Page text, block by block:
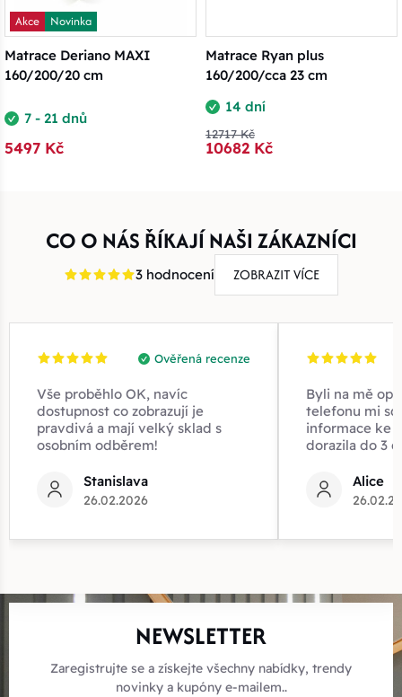
Akce
Novinka
Matrace Deriano MAXI
160/200/20 cm
7 - 21 dnů
5497 Kč
Matrace Ryan plus
160/200/cca 23 cm
14 dní
12717 Kč
10682 Kč
CO O NÁS ŘÍKAJÍ NAŠI ZÁKAZNÍCI
3 hodnocení ZOBRAZIT VÍCE
Ověřená recenze
Vše proběhlo OK, navíc
dostupnost co zobrazují je
pravdivá a mají velký sklad s
osobním odběrem!
Stanislava
26.02.2026
Byli na mě
telefonu mi
informace ke
dorazila do 3
Alice
NEWSLETTER
Zaregistrujte se a získejte všechny nabídky, trendy
novinky a kupóny e-mailem..